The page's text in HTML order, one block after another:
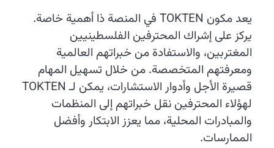
يعد مكون TOKTEN في المنصة ذا أهمية خاصة.
يركز على إشراك المحترفين الفلسطينيين
المغتربين، والاستفادة من خبراتهم العالمية
ومعرفتهم المتخصصة. من خلال تسهيل المهام
قصيرة الأجل وأدوار الاستشارات، يمكن لـ TOKTEN
لهؤلاء المحترفين نقل خبراتهم إلى المنظمات
والمبادرات المحلية، مما يعزز الابتكار وأفضل
الممارسات.